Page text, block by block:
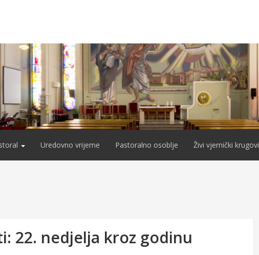
Uredovno vrijeme Pastoralno osoblje Živi vjernički krugovi
22. nedjelja kroz godinu